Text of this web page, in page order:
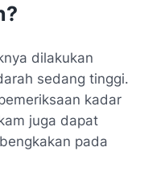
dilakukan
sedang tinggi.
kadar
juga dapat
pada